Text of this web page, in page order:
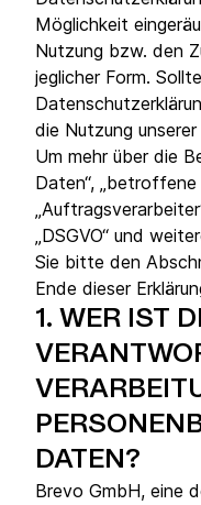
Möglichkeit
Nutzung bzw. den
jeglicher Form.
die Nutzung
Um mehr über die
Daten“, „betroffene
„DSGVO“ und
Sie bitte den
Ende dieser
1. WER IST
DATEN?
Brevo GmbH, eine